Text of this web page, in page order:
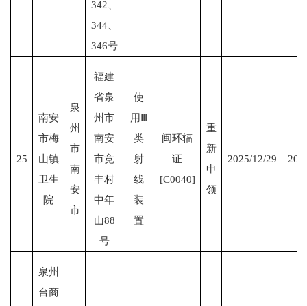
342、
344、
346号
25
南安
市梅
山镇
卫生
院
泉
州
市
南
安
市
福建
省泉
州市
南安
市竞
丰村
中年
山88
号
使
用Ⅲ
类
射
线
装
置
闽环辐
证
[C0040]
重
新
申
领
2025/12/29
泉州
台商